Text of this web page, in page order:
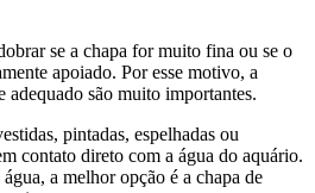
se a chapa for muito fina ou se o
apoiado. Por esse motivo, a
adequado são muito importantes.
pintadas, espelhadas ou
contato direto com a água do aquário.
a melhor opção é a chapa de